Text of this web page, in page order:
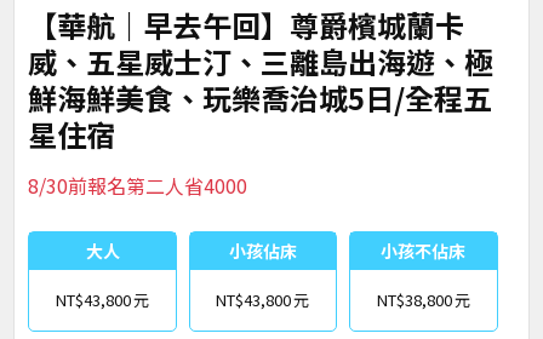
【華航｜早去午回】尊爵檳城蘭卡
威、五星威士汀、三離島出海遊、極
鮮海鮮美食、玩樂喬治城5日/全程五
星住宿
8/30前報名第二人省4000
大人
NT$43,800
小孩佔床
NT$43,800
小孩不佔床
NT$38,800